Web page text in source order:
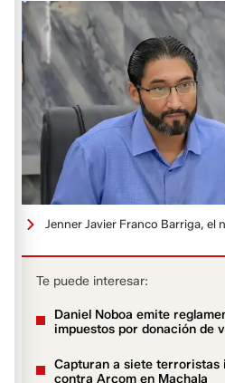
Jenner Javier Franco Barriga, el
Te puede interesar:
Daniel Noboa emite
impuestos por donación de
Capturan a siete terroristas
contra Arcom en Machala